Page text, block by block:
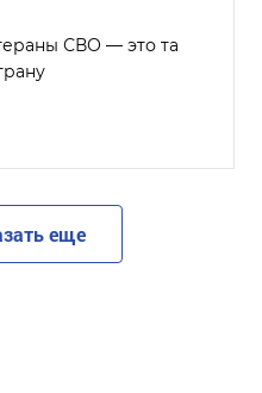
СВО — это та
еще